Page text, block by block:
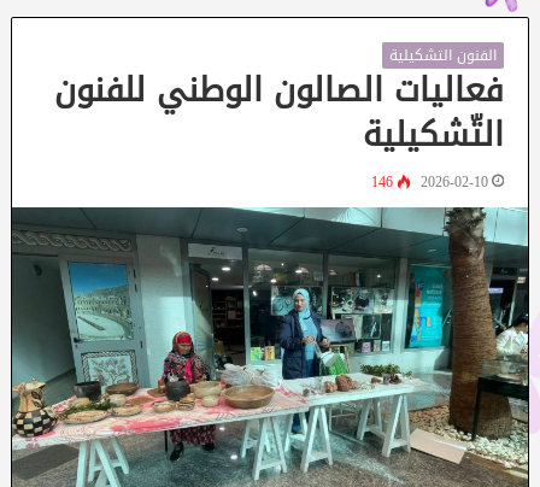
الفنون التشكيلية
فعاليات الصالون الوطني للفنون
التّشكيلية
2026-02-10
146